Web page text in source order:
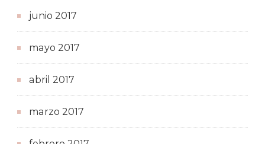
junio 2017
mayo 2017
abril 2017
marzo 2017